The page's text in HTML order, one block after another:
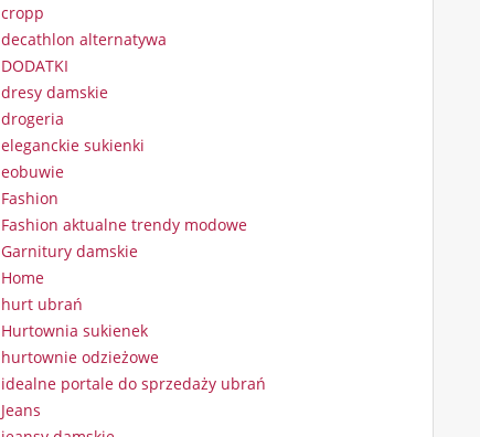
cropp
decathlon alternatywa
DODATKI
dresy damskie
drogeria
eleganckie sukienki
eobuwie
Fashion
Fashion aktualne trendy modowe
Garnitury damskie
Home
hurt ubrań
Hurtownia sukienek
hurtownie odzieżowe
idealne portale do sprzedaży ubrań
Jeans